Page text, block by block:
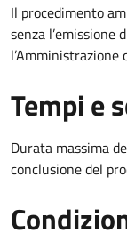
Il procedimento
senza l’emissione
l’Amministrazione
Tempi e
Durata massima
conclusione del